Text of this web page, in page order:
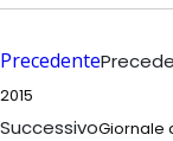
Precedente
2015
SuccessivoGiornale